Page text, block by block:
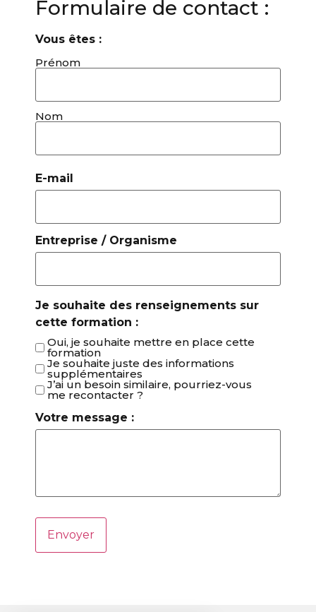
Formulaire de contact :
Vous êtes :
Prénom
Nom
E-mail
Entreprise / Organisme
Je souhaite des renseignements sur
cette formation :
Oui, je souhaite mettre en place cette
formation
Je souhaite juste des informations
supplémentaires
J’ai un besoin similaire, pourriez-vous
me recontacter ?
Votre message :